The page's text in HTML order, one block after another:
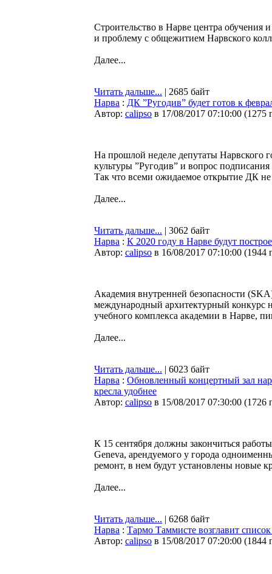
Строительство в Нарве центра
и проблему с общежитием Нарвского
Далее...
Читать дальше... | 2685 байт
Нарва : ДК ”Ругодив” будет готов к
Автор: calipso в 17/08/2017 07:10:00 (1275
На прошлой неделе депутаты Нарвского
культуры ”Ругодив” и вопрос
Так что всеми ожидаемое открытие ДК не
Далее...
Читать дальше... | 3062 байт
Нарва : К 2020 году в Нарве будут
Автор: calipso в 16/08/2017 07:10:00 (1944
Академия внутренней безопасности
международный архитектурный конкурс
учебного комплекса академии в Нарве,
Далее...
Читать дальше... | 6023 байт
Нарва : Обновленный концертный зал
кресла удобнее
Автор: calipso в 15/08/2017 07:30:00 (1726
К 15 сентября должны закончиться
Geneva, арендуемого у города
ремонт, в нем будут установлены новые
Далее...
Читать дальше... | 6268 байт
Нарва : Тармо Таммисте возглавит
Автор: calipso в 15/08/2017 07:20:00 (1844